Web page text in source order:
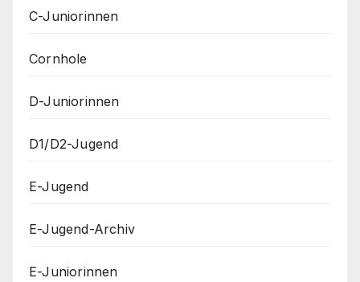
C-Juniorinnen
Cornhole
D-Juniorinnen
D1/D2-Jugend
E-Jugend
E-Jugend-Archiv
E-Juniorinnen